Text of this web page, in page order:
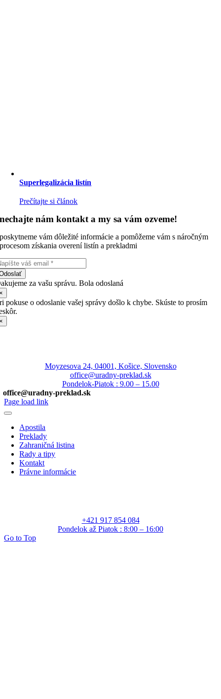
Superlegalizácia listín
Prečítajte si článok
nechajte nám kontakt a my sa vám ozveme!
poskytneme vám dôležité informácie a pomôžeme vám s náročným
procesom získania overení listín a prekladmi
za vašu správu. Bola odoslaná
pokuse o odoslanie vašej správy došlo k chybe. Skúste to prosím
Moyzesova 24, 04001, Košice, Slovensko
office@uradny-preklad.sk
Pondelok-Piatok : 9.00 – 15.00
office@uradny-preklad.sk
Page load link
Apostila
Preklady
Zahraničná listina
Rady a tipy
Kontakt
Právne informácie
+421 917 854 084
Pondelok až Piatok : 8:00 – 16:00
Go to Top